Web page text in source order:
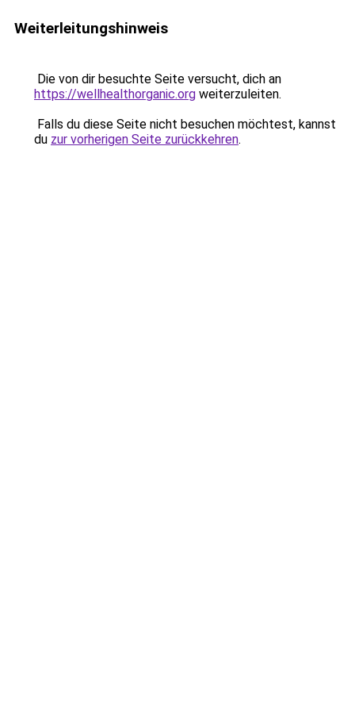
Weiterleitungshinweis
Die von dir besuchte Seite versucht, dich an
https://wellhealthorganic.org weiterzuleiten.
Falls du diese Seite nicht besuchen möchtest, kannst
du zur vorherigen Seite zurückkehren.